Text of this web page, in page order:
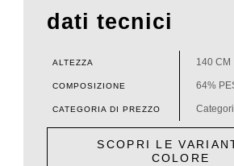
dati tecnici
ALTEZZA 140 CM
COMPOSIZIONE 64%
CATEGORIA DI PREZZO
SCOPRI LE
COLORE